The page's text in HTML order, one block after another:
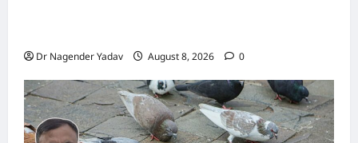
Dr Nagender Yadav August 8, 2026 0